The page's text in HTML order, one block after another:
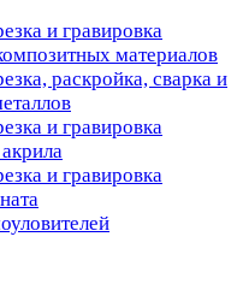
и гравировка
материалов
раскройка, сварка и
и гравировка
и гравировка